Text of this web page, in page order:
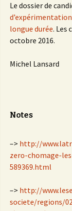
Le dossier de
longue durée. Les
octobre 2016.
Michel Lansard
Notes
–> http://
zero-chomage-
589369.html
–> http://
societe/regions/